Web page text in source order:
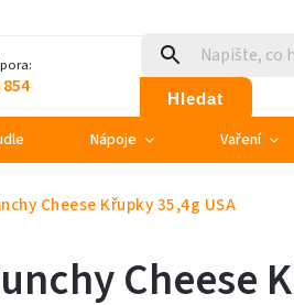
Hledat
Nápoje Vaření
Cheese Křupky 35,4g USA
Cheese